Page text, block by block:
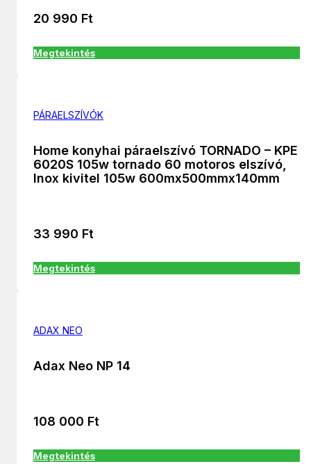
20 990 Ft
Megtekintés
PÁRAELSZÍVÓK
Home konyhai páraelszívó TORNADO – KPE
6020S 105w tornado 60 motoros elszívó,
Inox kivitel 105w 600mx500mmx140mm
33 990 Ft
Megtekintés
ADAX NEO
Adax Neo NP 14
108 000 Ft
Megtekintés